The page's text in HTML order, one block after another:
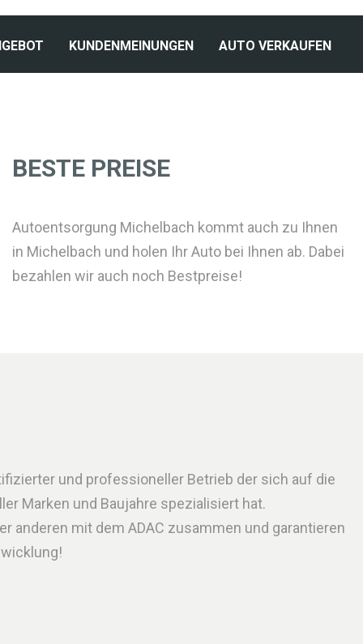
KUNDENMEINUNGEN AUTO VERKAUFEN
BESTE PREISE
Autoentsorgung Michelbach kommt auch zu Ihnen
in Michelbach und holen Ihr Auto bei Ihnen ab. Dabei
bezahlen wir auch noch Bestpreise!
und professioneller Betrieb der sich auf die
Marken und Baujahre spezialisiert hat.
anderen mit dem ADAC zusammen und garantieren